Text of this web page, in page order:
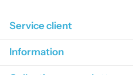
Service client
Information